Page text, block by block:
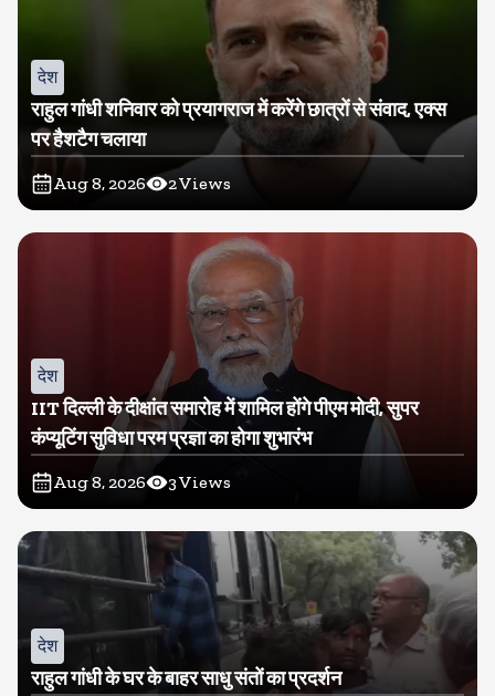
देश
राहुल गांधी शनिवार को प्रयागराज में करेंगे छात्रों से संवाद, एक्स
पर हैशटैग चलाया
Aug 8, 2026 2Views
देश
IIT दिल्ली के दीक्षांत समारोह में शामिल होंगे पीएम मोदी, सुपर
कंप्यूटिंग सुविधा परम प्रज्ञा का होगा शुभारंभ
Aug 8, 2026 3Views
देश
राहुल गांधी के घर के बाहर साधु संतों का प्रदर्शन